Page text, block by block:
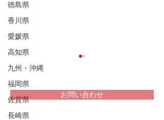
徳島県
香川県
愛媛県
高知県
九州・沖縄
福岡県
佐賀県
長崎県
お問い合わせ